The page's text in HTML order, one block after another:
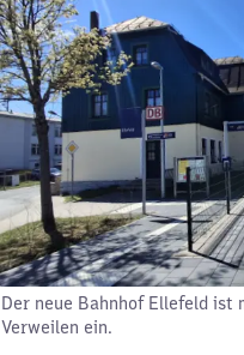
Der neue Bahnhof Ellefeld ist
Verweilen ein.